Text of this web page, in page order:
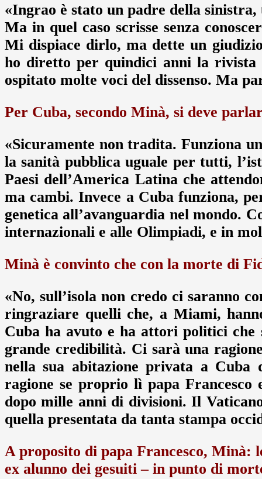
«Ingrao è stato un padre della
Ma in quel caso scrisse senza
Mi dispiace dirlo, ma dette un
ho diretto per quindici anni la rivista
ospitato molte voci del dissenso. Ma
Per Cuba, secondo Minà, si deve
«Sicuramente non tradita. Funziona
la sanità pubblica uguale per tutti,
Paesi dell’America Latina che
ma cambi. Invece a Cuba funziona,
genetica all’avanguardia nel mondo.
internazionali e alle Olimpiadi, e in
Minà è convinto che con la morte di
«No, sull’isola non credo ci saranno
ringraziare quelli che, a Miami,
Cuba ha avuto e ha attori politici che
grande credibilità. Ci sarà una
nella sua abitazione privata a
ragione se proprio lì papa
dopo mille anni di divisioni. Il
quella presentata da tanta stampa
A proposito di papa Francesco, Minà:
ex alunno dei gesuiti – in punto di